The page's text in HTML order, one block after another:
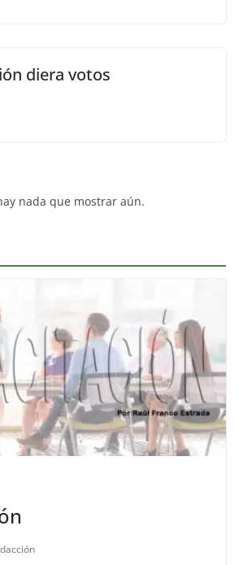
diera votos
nada que mostrar aún.